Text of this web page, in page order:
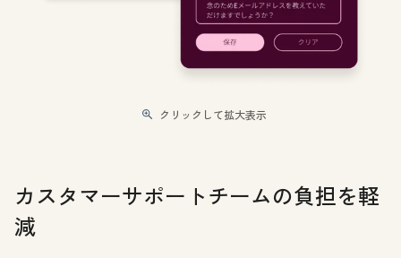
クリックして拡大表示
カスタマーサポートチームの負担を軽
減